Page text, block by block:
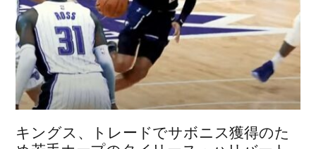
キングス、トレードでサボニス獲得のた